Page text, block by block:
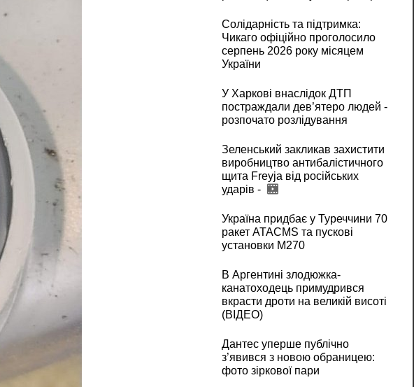
Солідарність та підтримка:
Чикаго офіційно проголосило
серпень 2026 року місяцем
України
У Харкові внаслідок ДТП
постраждали дев’ятеро людей -
розпочато розлідування
Зеленський закликав захистити
виробництво антибалістичного
щита Freyja від російських
ударів -
Україна придбає у Туреччини 70
ракет ATACMS та пускові
установки M270
В Аргентині злодюжка-
канатоходець примудрився
вкрасти дроти на великій висоті
(ВІДЕО)
Дантес уперше публічно
з’явився з новою обраницею:
фото зіркової пари